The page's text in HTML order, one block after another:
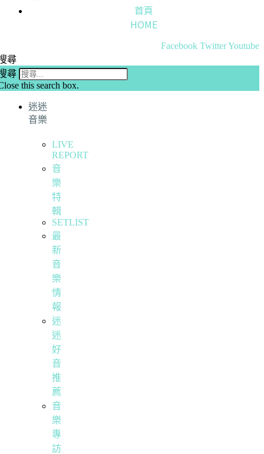
首頁
HOME
Facebook TwitterYoutube
尋
尋
this search box.
迷迷
音樂
LIVE
REPORT
音
樂
特
輯
SETLIST
最
新
音
樂
情
報
迷
迷
好
音
推
薦
音
樂
專
訪